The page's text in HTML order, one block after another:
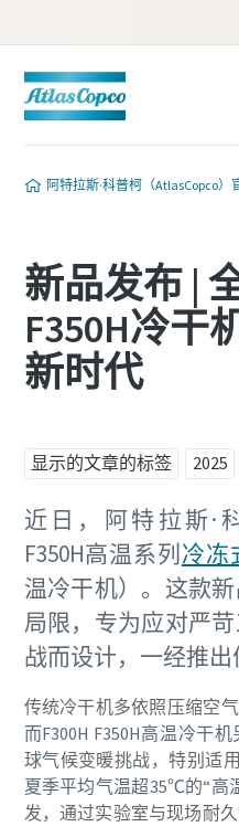
阿特拉斯·科普柯（AtlasCopco）
新品发布 |
F350H冷干
新时代
显示的文章的标签 2025
近日，阿特拉斯·
F350H高温系列 冷冻
温冷干机）。这款
局限，专为应对严
战而设计，一经推出
传统冷干机多依照压缩空气
而F300H F350H高温冷干
球气候变暖挑战，特别适
夏季平均气温超35℃的“高
发，通过实验室与现场耐